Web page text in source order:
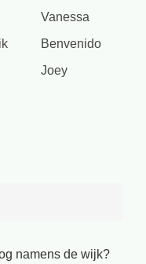
Vanessa
Benvenido
Joey
namens de wijk?